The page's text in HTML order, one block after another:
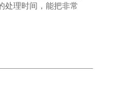
处理时间，能把非常